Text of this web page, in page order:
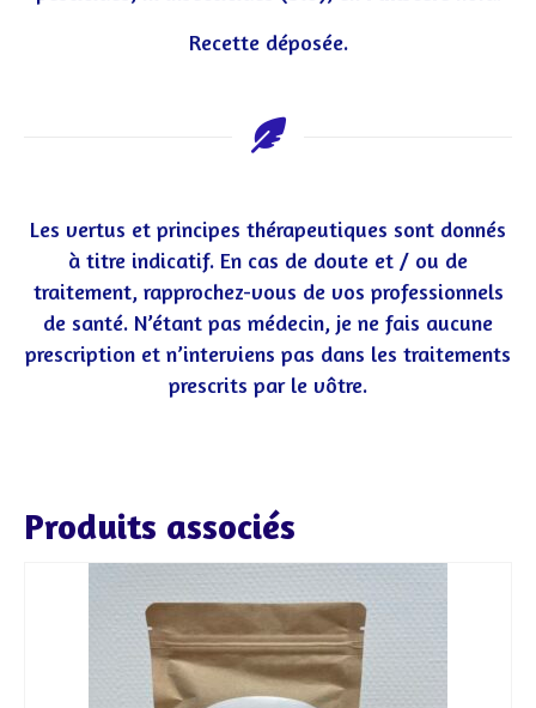
Recette déposée.
Les vertus et principes thérapeutiques sont donnés
à titre indicatif. En cas de doute et / ou de
traitement, rapprochez-vous de vos professionnels
de santé. N’étant pas médecin, je ne fais aucune
prescription et n’interviens pas dans les traitements
prescrits par le vôtre.
Produits associés